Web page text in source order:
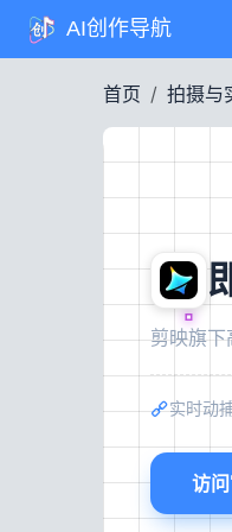
AI创作导航
首页 拍摄与
剪映旗下
实时动
访